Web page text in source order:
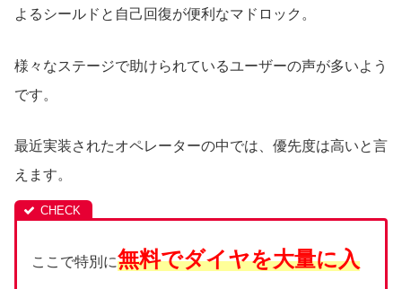
よるシールドと自己回復が便利なマドロック。
様々なステージで助けられているユーザーの声が多いよう
です。
最近実装されたオペレーターの中では、優先度は高いと言
えます。
ここで特別に無料でダイヤを大量に入